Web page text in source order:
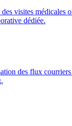
visites médicales
dédiée.
des flux